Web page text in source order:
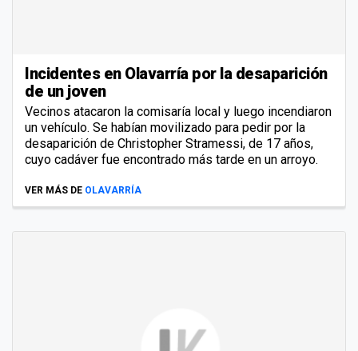
Incidentes en Olavarría por la desaparición
de un joven
Vecinos atacaron la comisaría local y luego incendiaron
un vehículo. Se habían movilizado para pedir por la
desaparición de Christopher Stramessi, de 17 años,
cuyo cadáver fue encontrado más tarde en un arroyo.
VER MÁS DE OLAVARRÍA